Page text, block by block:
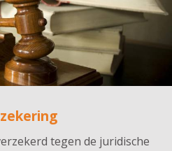
tegen de juridische